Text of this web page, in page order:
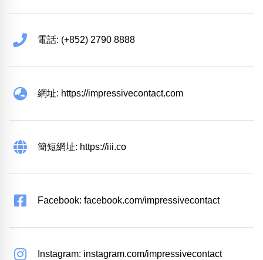
電話: (+852) 2790 8888
網址: https://impressivecontact.com
簡短網址: https://iii.co
Facebook: facebook.com/impressivecontact
Instagram: instagram.com/impressivecontact